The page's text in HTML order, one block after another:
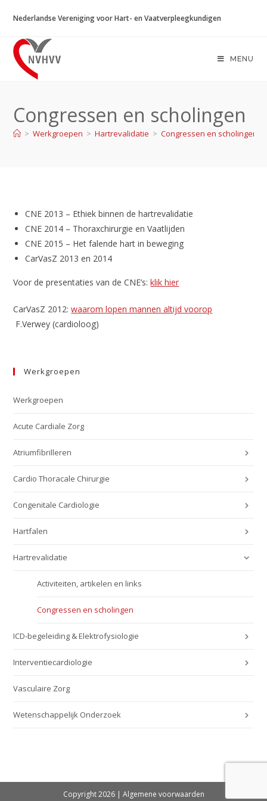
naar
inhoud
Nederlandse Vereniging voor Hart- en Vaatverpleegkundigen
MENU
Congressen en scholingen
> Werkgroepen > Hartrevalidatie > Congressen en scholingen
CNE 2013 – Ethiek binnen de hartrevalidatie
CNE 2014 – Thoraxchirurgie en Vaatlijden
CNE 2015 – Het falende hart in beweging
CarVasZ 2013 en 2014
Voor de presentaties van de CNE’s:klik hier
CarVasZ 2012:waarom lopen mannen altijd voorop
F.Verwey (cardioloog)
Werkgroepen
Werkgroepen
Acute Cardiale Zorg
Atriumfibrilleren
Cardio Thoracale Chirurgie
Congenitale Cardiologie
Hartfalen
Hartrevalidatie
Activiteiten, artikelen en links
Congressen en scholingen
ICD-begeleiding & Elektrofysiologie
Interventiecardiologie
Vasculaire Zorg
Wetenschappelijk Onderzoek
Copyright 2026 | Algemene voorwaarden